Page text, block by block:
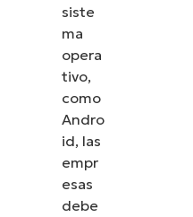
siste
ma
opera
tivo,
como
Andro
id, las
empr
esas
debe